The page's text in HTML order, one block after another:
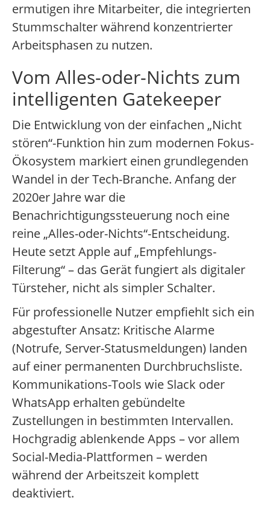
ermutigen ihre Mitarbeiter, die integrierten
Stummschalter während konzentrierter
Arbeitsphasen zu nutzen.
Vom Alles-oder-Nichts zum
intelligenten Gatekeeper
Die Entwicklung von der einfachen „Nicht
stören“-Funktion hin zum modernen Fokus-
Ökosystem markiert einen grundlegenden
Wandel in der Tech-Branche. Anfang der
2020er Jahre war die
Benachrichtigungssteuerung noch eine
reine „Alles-oder-Nichts“-Entscheidung.
Heute setzt Apple auf „Empfehlungs-
Filterung“ – das Gerät fungiert als digitaler
Türsteher, nicht als simpler Schalter.
Für professionelle Nutzer empfiehlt sich ein
abgestufter Ansatz: Kritische Alarme
(Notrufe, Server-Statusmeldungen) landen
auf einer permanenten Durchbruchsliste.
Kommunikations-Tools wie Slack oder
WhatsApp erhalten gebündelte
Zustellungen in bestimmten Intervallen.
Hochgradig ablenkende Apps – vor allem
Social-Media-Plattformen – werden
während der Arbeitszeit komplett
deaktiviert.